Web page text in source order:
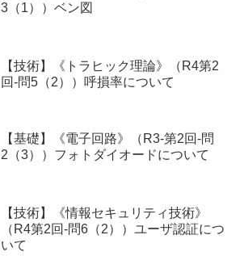
3（1））ベン図
【技術】《トラヒック理論》（R4第2
回-問5（2））呼損率について
【基礎】《電子回路》（R3-第2回-問
2（3））フォトダイオードについて
【技術】《情報セキュリティ技術》
（R4第2回-問6（2））ユーザ認証につ
いて